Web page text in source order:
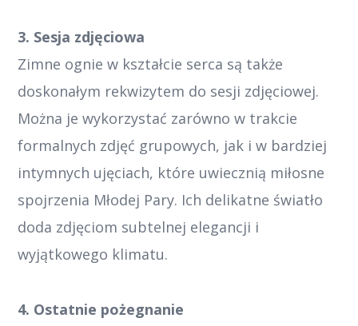
3. Sesja zdjęciowa
Zimne ognie w kształcie serca są także
doskonałym rekwizytem do sesji zdjęciowej.
Można je wykorzystać zarówno w trakcie
formalnych zdjęć grupowych, jak i w bardziej
intymnych ujęciach, które uwiecznią miłosne
spojrzenia Młodej Pary. Ich delikatne światło
doda zdjęciom subtelnej elegancji i
wyjątkowego klimatu.
4. Ostatnie pożegnanie